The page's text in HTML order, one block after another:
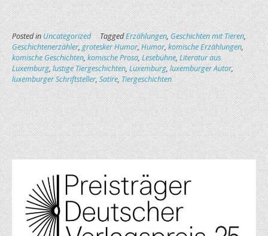
Posted inUncategorized TaggedErzählungen,Geschichten mit Tieren,
Geschichtenerzähler,grotesker Humor,Humor,komische Erzählungen,
komische Geschichten,komische Prosa,Lesebühne,Literatur aus
Luxemburg,lustige Tiergeschichten,Luxemburg,luxemburger Autor,
luxemburger Schriftsteller,Satire,Tiergeschichten